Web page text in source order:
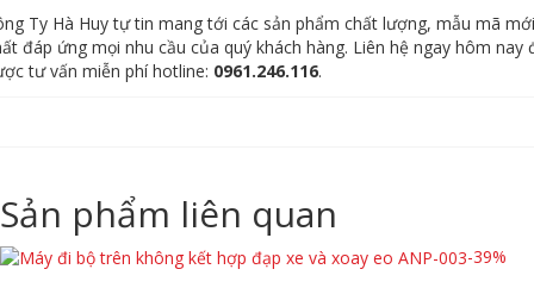
Ty Hà Huy tự tin mang tới các sản phẩm chất lượng, mẫu mã mới
đáp ứng mọi nhu cầu của quý khách hàng. Liên hệ ngay hôm nay
tư vấn miễn phí hotline: 0961.246.116.
Sản phẩm liên quan
-39%